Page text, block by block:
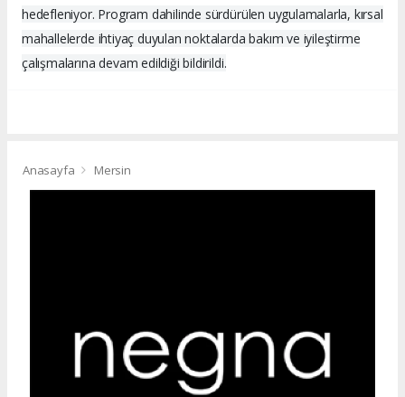
hedefleniyor. Program dahilinde sürdürülen uygulamalarla, kırsal
mahallelerde ihtiyaç duyulan noktalarda bakım ve iyileştirme
çalışmalarına devam edildiği bildirildi.
Anasayfa Mersin